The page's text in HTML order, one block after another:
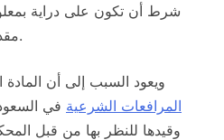
شرط أن تكون على دراية
مقدمتها اسمه وبياناته الكاملة.
ويعود السبب إلى أن المادة
المرافعات الشرعية في
وقيدها للنظر بها من قبل